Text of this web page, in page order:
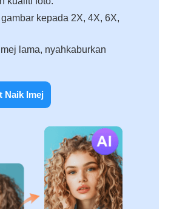
kepada 2X, 4X, 6X,
lama, nyahkaburkan
Naik Imej